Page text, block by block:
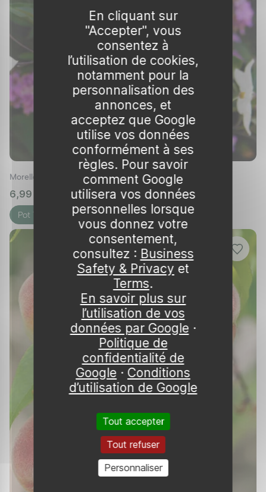
Morelle faux jasmin 'Album'
6,99 € – 24,99 €🌱 en stock
Pot 1L Pot 3L
En cliquant sur
"Accepter", vous
consentez à
l’utilisation de cookies,
notamment pour la
personnalisation des
annonces, et
acceptez que Google
utilise vos données
conformément à ses
règles. Pour savoir
comment Google
utilisera vos données
personnelles lorsque
vous donnez votre
consentement,
consultez : Business
Safety & Privacy et
Terms.
En savoir plus sur
l’utilisation de vos
données par Google ·
Politique de
confidentialité de
Google · Conditions
d’utilisation de Google
Tout accepter
Tout refuser
Personnaliser